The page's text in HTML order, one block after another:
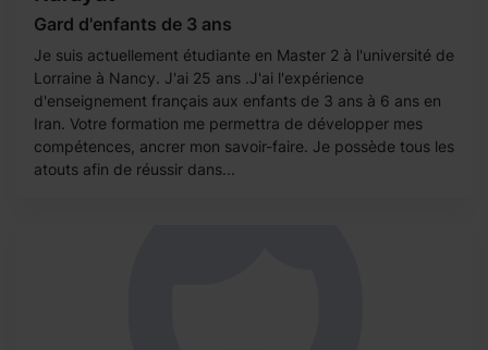
Gard d'enfants de 3 ans
Je suis actuellement étudiante en Master 2 à l'université de
Lorraine à Nancy. J'ai 25 ans .J'ai l'expérience
d'enseignement français aux enfants de 3 ans à 6 ans en
Iran. Votre formation me permettra de développer mes
compétences, ancrer mon savoir-faire. Je possède tous les
atouts afin de réussir dans...